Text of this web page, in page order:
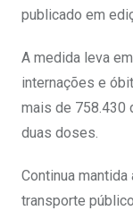
publicado em
A medida leva
internações e
mais de 758.430
duas doses.
Continua
transporte